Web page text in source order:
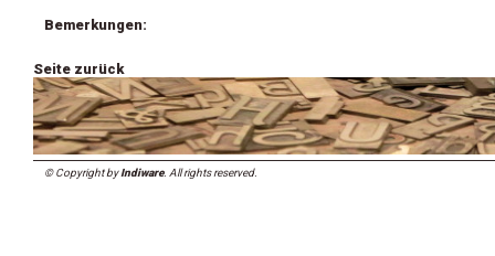
Bemerkungen:
Seite zurück
© Copyright byIndiware. All rights reserved.